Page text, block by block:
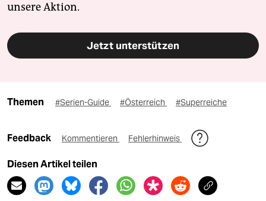
unsere Aktion.
Jetzt unterstützen
Themen #Serien-Guide #Österreich #Superreiche
Feedback Kommentieren Fehlerhinweis
Diesen Artikel teilen